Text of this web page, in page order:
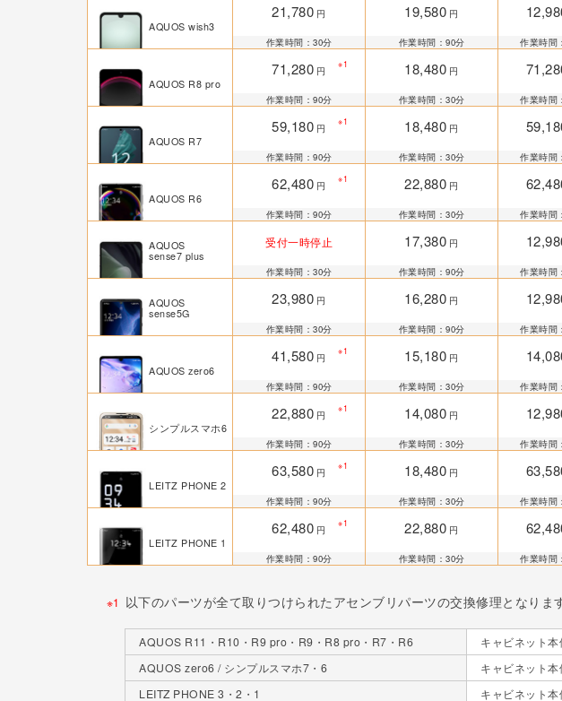
AQUOS wish3
21,780 円
作業時間：30分
19,580 円
作業時間：90分 作業時間
AQUOS R8 pro
71,280 円
※1
作業時間：90分
18,480 円
作業時間：30分 作業時間
AQUOS R7
59,180 円
※1
作業時間：90分
18,480 円
作業時間：30分 作業時間
AQUOS R6
62,480 円
※1
作業時間：90分
22,880 円
作業時間：30分 作業時間
AQUOS
sense7 plus
受付一時停止
作業時間：30分
17,380 円
作業時間：90分 作業時間
AQUOS
sense5G
23,980 円
作業時間：30分
16,280 円
作業時間：90分 作業時間
AQUOS zero6
41,580 円
※1
作業時間：90分
15,180 円
作業時間：30分 作業時間
シンプルスマホ6
22,880 円
※1
作業時間：90分
14,080 円
作業時間：30分 作業時間
LEITZ PHONE 2
63,580 円
※1
作業時間：90分
18,480 円
作業時間：30分 作業時間
LEITZ PHONE 1
62,480 円
※1
作業時間：90分
22,880 円
作業時間：30分 作業時間
※1 以下のパーツが全て取りつけられたアセンブリパーツの交換修理となり
AQUOS R11・R10・R9 pro・R9・R8 pro・R7・R6
キャビネット
AQUOS zero6 / シンプルスマホ7・6
キャビネット
LEITZ PHONE 3・2・1
キャビネット